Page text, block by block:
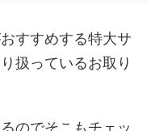
すすめする特大サ
扱っているお取り
のでそこもチェッ